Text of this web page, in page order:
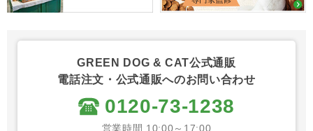
GREEN DOG & CAT公式通販
電話注文・公式通販へのお問い合わせ
0120-73-1238
営業時間 10:00～17:00